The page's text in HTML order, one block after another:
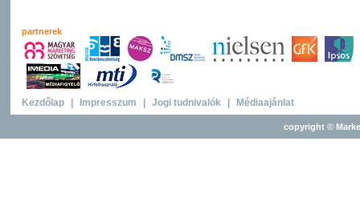
partnerek
Kezdőlap Impresszum Jogi tudnivalók Médiaajánlat
copyright ©